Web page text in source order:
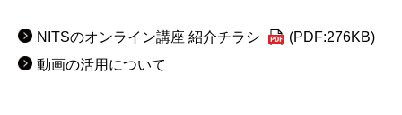
NITSのオンライン講座 紹介チラシ
(PDF:276KB)
動画の活用について